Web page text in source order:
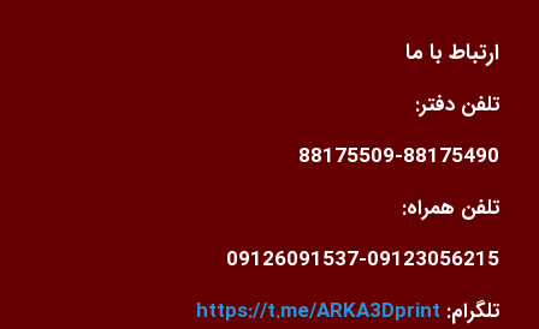
ارتباط با ما
تلفن دفتر:
88175509-88175490
تلفن همراه:
09126091537-09123056215
تلگرام: https://t.me/ARKA3Dprint